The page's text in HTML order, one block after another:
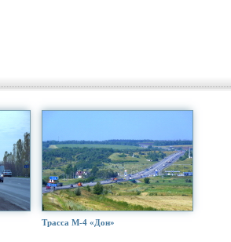
Трасса М-4 «Дон»